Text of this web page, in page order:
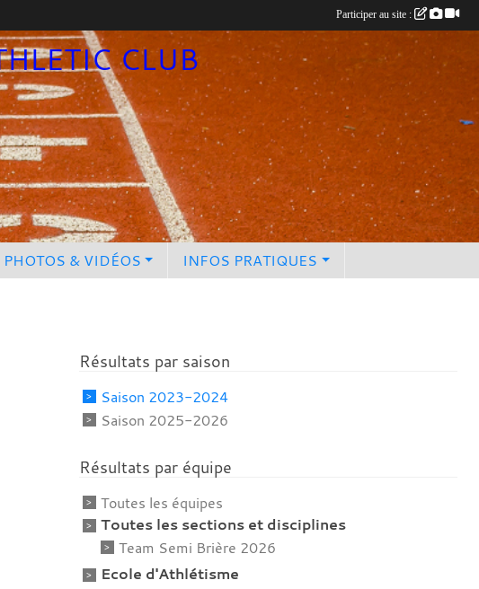
CLUB
PHOTOS & VIDÉOS INFOS PRATIQUES
Résultats par saison
Saison 2023-2024
Saison 2025-2026
Résultats par équipe
Toutes les équipes
Toutes les sections et disciplines
Team Semi Brière 2026
Ecole d'Athlétisme
Participer au site :